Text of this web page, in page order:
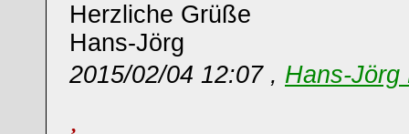
Herzliche Grüße
Hans-Jörg
2015/02/04 12:07 , Hans-Jörg